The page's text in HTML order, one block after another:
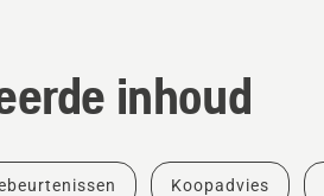
inhoud
Koopadvies